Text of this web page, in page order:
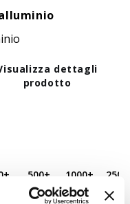
dettagli
prodotto
+ 500+ 1000+ 2500
0,500€ 0,500 0,500